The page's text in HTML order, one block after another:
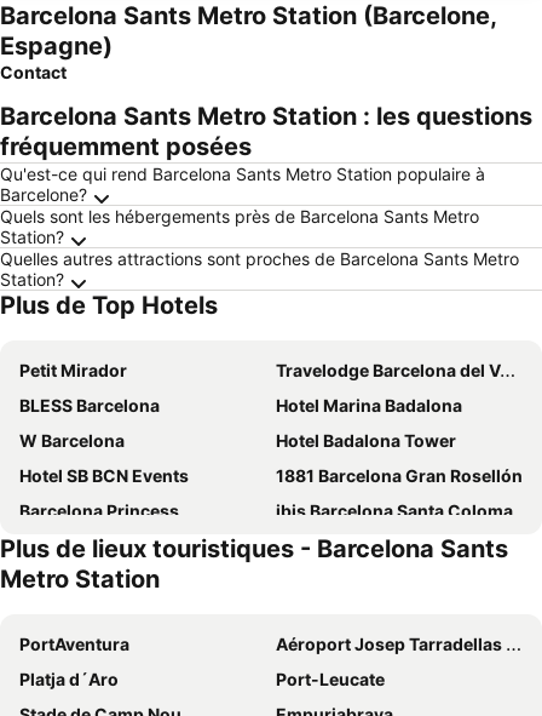
Barcelona Sants Metro Station (Barcelone,
Espagne)
Contact
Barcelona Sants Metro Station : les questions
fréquemment posées
Qu'est-ce qui rend Barcelona Sants Metro Station populaire à
Barcelone?
Quels sont les hébergements près de Barcelona Sants Metro
Station?
Quelles autres attractions sont proches de Barcelona Sants Metro
Station?
Plus de Top Hotels
Petit Mirador
Travelodge Barcelona del Vallés
BLESS Barcelona
Hotel Marina Badalona
W Barcelona
Hotel Badalona Tower
Hotel SB BCN Events
1881 Barcelona Gran Rosellón
Barcelona Princess
ibis Barcelona Santa Coloma
Leonardo Royal Hotel Barcelona Forum
Travelodge Barcelona Poblenou
Hotel SB Win 4* Sup
Micampus Barcelona
Ibis Barcelona Meridiana
The Mo House Gotic
Sercotel Porta Barcelona
Plus de lieux touristiques - Barcelona Sants
Metro Station
PortAventura
Aéroport Josep Tarradellas Barcelone–El Prat
Platja d´Aro
Port-Leucate